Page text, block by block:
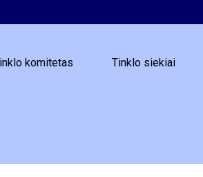
komitetas Tinklo siekiai